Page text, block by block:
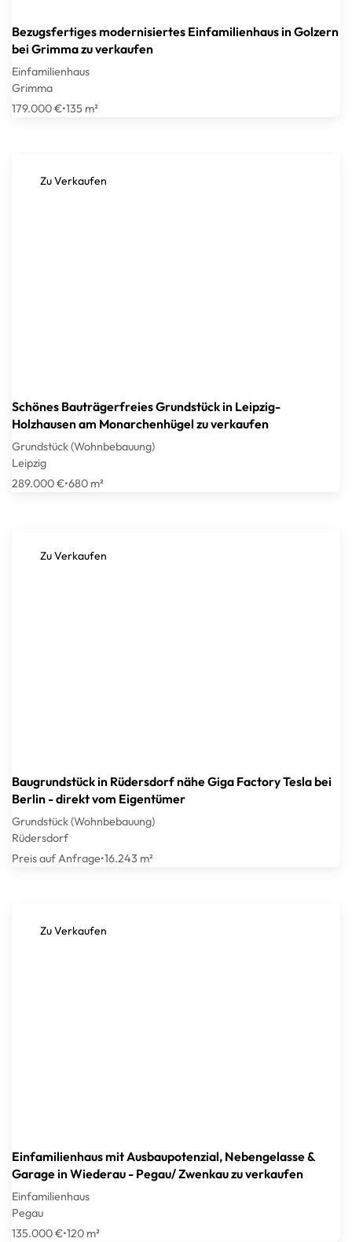
Bezugsfertiges modernisiertes Einfamilienhaus in Golzern
bei Grimma zu verkaufen
Einfamilienhaus
Grimma
179.000 €•135 m²
Zu Verkaufen
Schönes Bauträgerfreies Grundstück in Leipzig-
Holzhausen am Monarchenhügel zu verkaufen
Grundstück (Wohnbebauung)
Leipzig
289.000 €•680 m²
Zu Verkaufen
Baugrundstück in Rüdersdorf nähe Giga Factory Tesla bei
Berlin - direkt vom Eigentümer
Grundstück (Wohnbebauung)
Rüdersdorf
Preis auf Anfrage•16.243 m²
Zu Verkaufen
Einfamilienhaus mit Ausbaupotenzial, Nebengelasse &
Garage in Wiederau - Pegau/ Zwenkau zu verkaufen
Einfamilienhaus
Pegau
135.000 €•120 m²